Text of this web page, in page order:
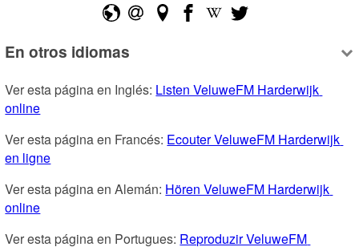
En otros idiomas
Ver esta página en Inglés: Listen VeluweFM Harderwijk
online
Ver esta página en Francés: Ecouter VeluweFM Harderwijk
en ligne
Ver esta página en Alemán: Hören VeluweFM Harderwijk
online
Ver esta página en Portugues: Reproduzir VeluweFM